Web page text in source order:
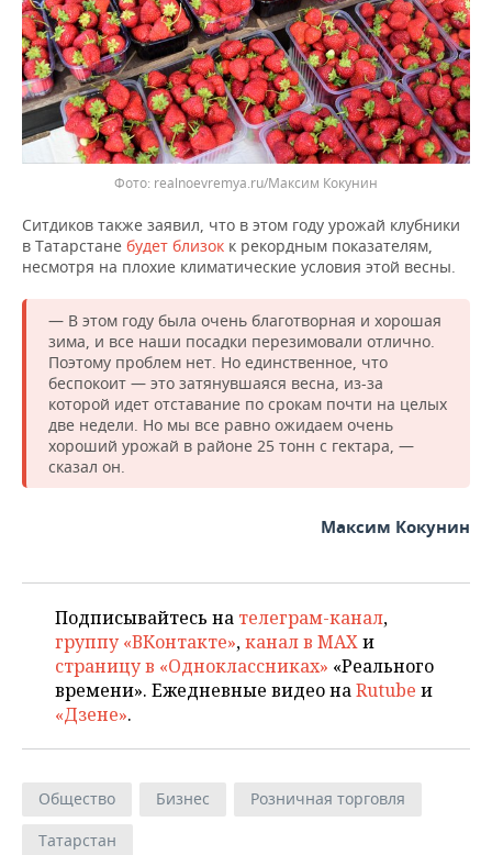
realnoevremya.ru/Максим Кокунин
Ситдиков также заявил, что в этом году урожай клубники
в Татарстане будет близок к рекордным показателям,
несмотря на плохие климатические условия этой весны.
— В этом году была очень благотворная и хорошая
зима, и все наши посадки перезимовали отлично.
Поэтому проблем нет. Но единственное, что
беспокоит — это затянувшаяся весна, из-за
которой идет отставание по срокам почти на целых
две недели. Но мы все равно ожидаем очень
хороший урожай в районе 25 тонн с гектара, —
сказал он.
Максим Кокунин
Подписывайтесь на телеграм-канал,
группу «ВКонтакте»,канал в MAXи
страницу в «Одноклассниках» «Реального
времени». Ежедневные видео наRutube и
«Дзене».
Общество Бизнес
Розничная торговля
Татарстан